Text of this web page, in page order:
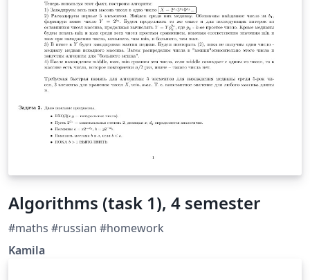
Algorithms (task 1), 4 semester
#maths #russian #homework
Kamila